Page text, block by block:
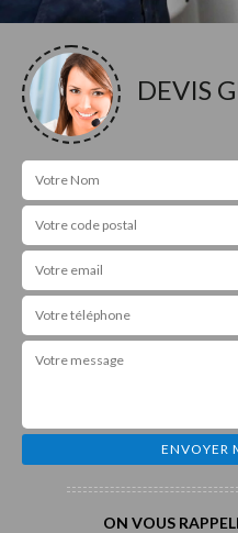
DEVIS
ON VOUS